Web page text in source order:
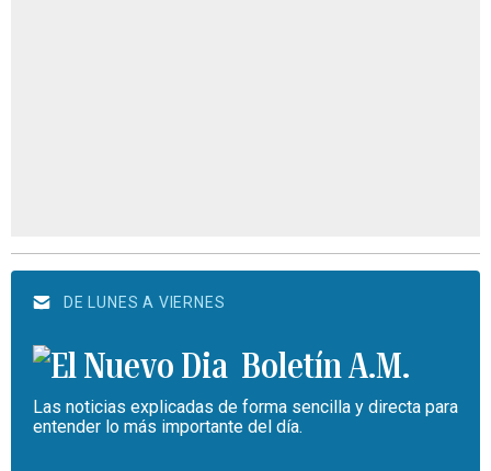
DE LUNES A VIERNES
Boletín A.M.
Las noticias explicadas de forma sencilla y directa para
entender lo más importante del día.